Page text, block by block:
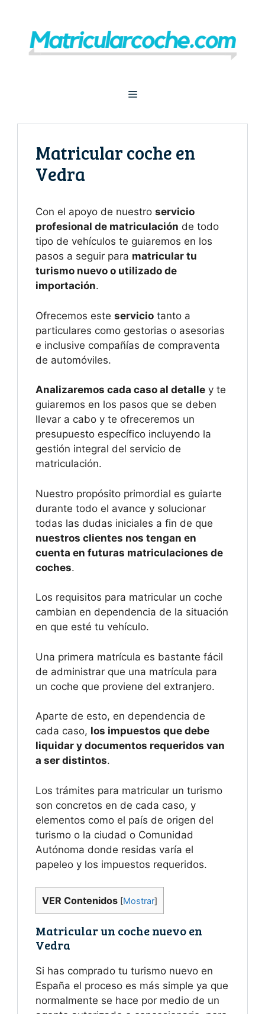
contenido
Menú
Matricular coche en
Vedra
Con el apoyo de nuestro servicio
profesional de matriculación de todo
tipo de vehículos te guiaremos en los
pasos a seguir para matricular tu
turismo nuevo o utilizado de
importación.
Ofrecemos este servicio tanto a
particulares como gestorias o asesorias
e inclusive compañías de compraventa
de automóviles.
Analizaremos cada caso al detalle y te
guiaremos en los pasos que se deben
llevar a cabo y te ofreceremos un
presupuesto específico incluyendo la
gestión integral del servicio de
matriculación.
Nuestro propósito primordial es guiarte
durante todo el avance y solucionar
todas las dudas iniciales a fin de que
nuestros clientes nos tengan en
cuenta en futuras matriculaciones de
coches.
Los requisitos para matricular un coche
cambian en dependencia de la situación
en que esté tu vehículo.
Una primera matrícula es bastante fácil
de administrar que una matrícula para
un coche que proviene del extranjero.
Aparte de esto, en dependencia de
cada caso, los impuestos que debe
liquidar y documentos requeridos van
a ser distintos.
Los trámites para matricular un turismo
son concretos en de cada caso, y
elementos como el país de origen del
turismo o la ciudad o Comunidad
Autónoma donde residas varía el
papeleo y los impuestos requeridos.
VER Contenidos [Mostrar]
Matricular un coche nuevo en
Vedra
Si has comprado tu turismo nuevo en
España el proceso es más simple ya que
normalmente se hace por medio de un